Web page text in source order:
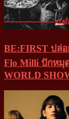
BE:FIRST ปล่อ
Flo Milli ปักหมุ
WORLD